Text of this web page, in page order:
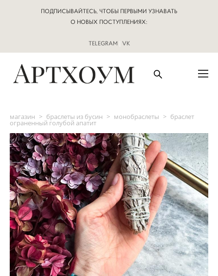
ПОДПИСЫВАЙТЕСЬ, ЧТОБЫ ПЕРВЫМИ УЗНАВАТЬ
О НОВЫХ ПОСТУПЛЕНИЯХ:
TELEGRAM | VK
магазин > браслеты из бусин > монобраслеты > браслет
ограненный голубой апатит